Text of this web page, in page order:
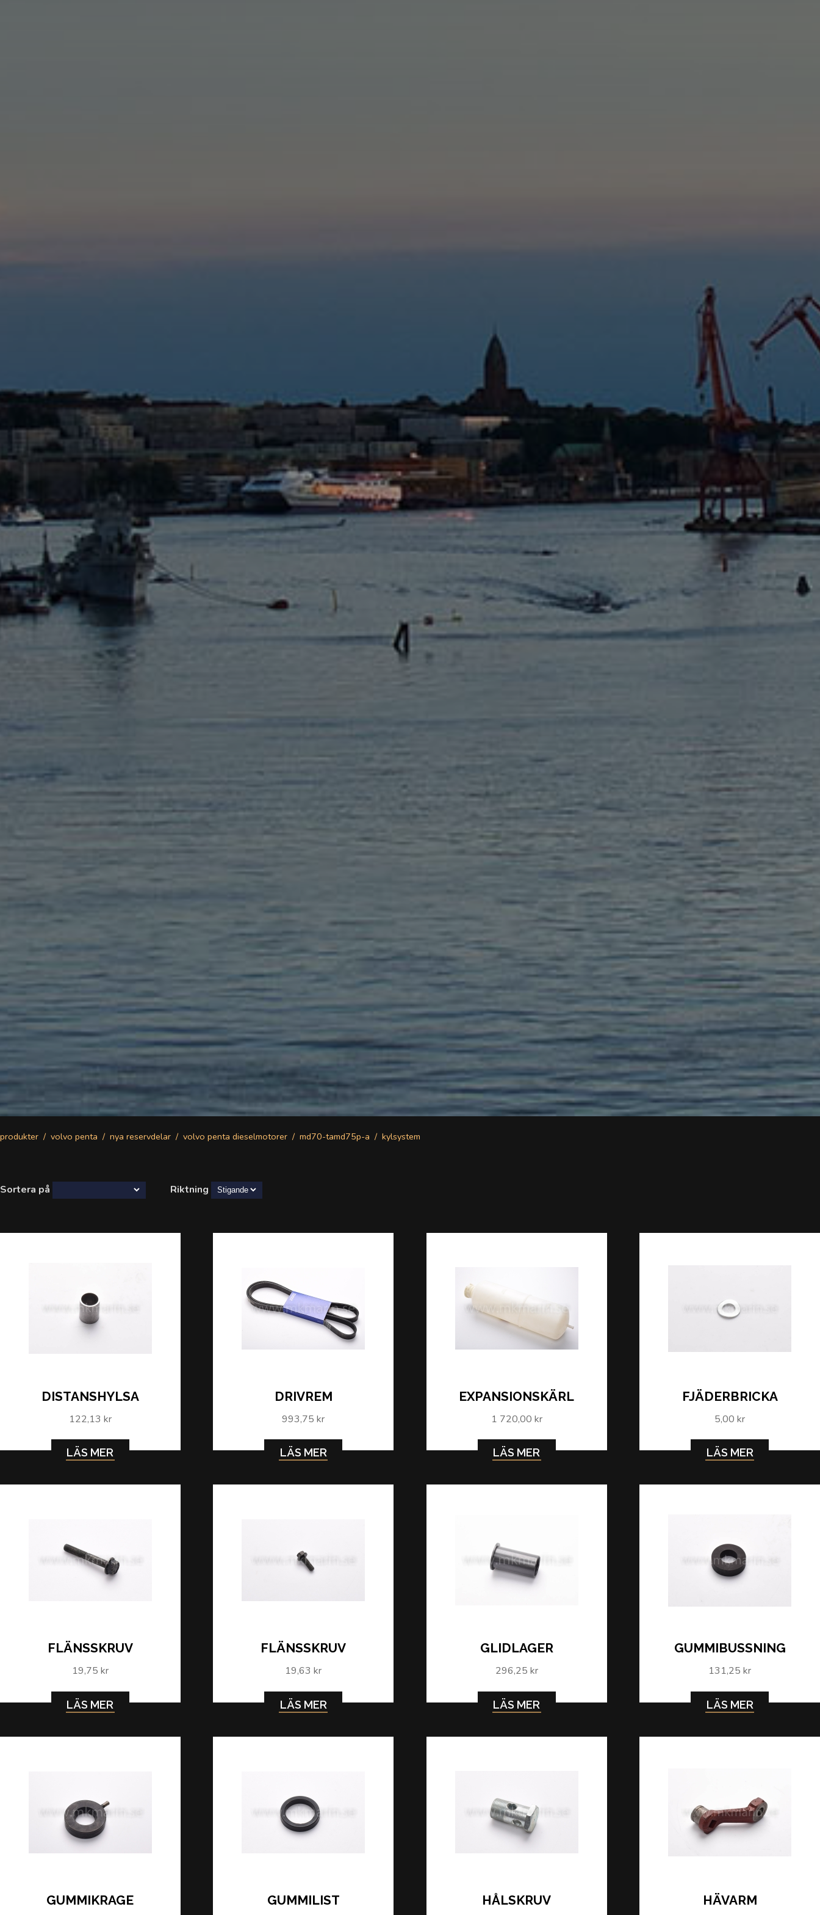
produkter volvo penta nya reservdelar volvo penta dieselmotorer md70-tamd75p-a kylsystem
Sortera på Riktning
DISTANSHYLSA
122,13 kr
LÄS MER
DRIVREM
993,75 kr
LÄS MER
EXPANSIONSKÄRL
1 720,00 kr
LÄS MER
FJÄDERBRICKA
5,00 kr
LÄS MER
FLÄNSSKRUV
19,75 kr
LÄS MER
FLÄNSSKRUV
19,63 kr
LÄS MER
GLIDLAGER
296,25 kr
LÄS MER
GUMMIBUSSNING
131,25 kr
LÄS MER
GUMMIKRAGE GUMMILIST HÅLSKRUV HÄVARM